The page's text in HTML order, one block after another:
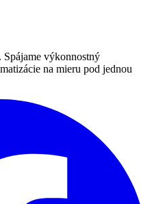
výkonnostný
na mieru pod jednou